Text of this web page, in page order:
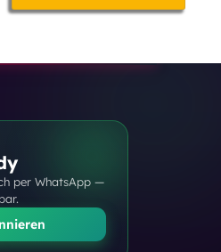
per WhatsApp —